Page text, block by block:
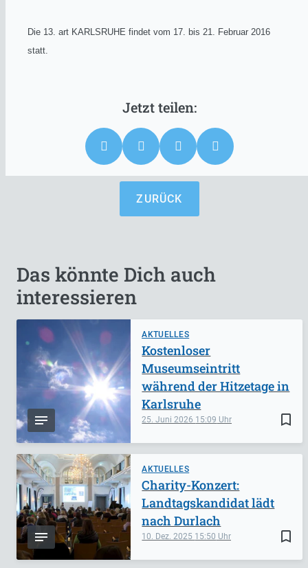
Die 13. art KARLSRUHE findet vom 17. bis 21. Februar 2016
statt.
ZURÜCK
Das könnte Dich auch
interessieren
AKTUELLES
bookmark_border
25. Juni 2026 15:09
Kostenloser
Museumseintritt
während der Hitzetage in
Karlsruhe
AKTUELLES
bookmark_border
10. Dez. 2025 15:50
Charity-Konzert:
Landtagskandidat lädt
nach Durlach